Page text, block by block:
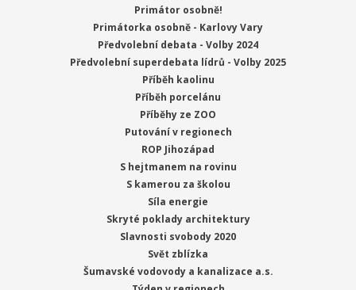
Primátor osobně!
Primátorka osobně - Karlovy Vary
Předvolební debata - Volby 2024
Předvolební superdebata lídrů - Volby 2025
Příběh kaolinu
Příběh porcelánu
Příběhy ze ZOO
Putování v regionech
ROP Jihozápad
S hejtmanem na rovinu
S kamerou za školou
Síla energie
Skryté poklady architektury
Slavnosti svobody 2020
Svět zblízka
Šumavské vodovody a kanalizace a.s.